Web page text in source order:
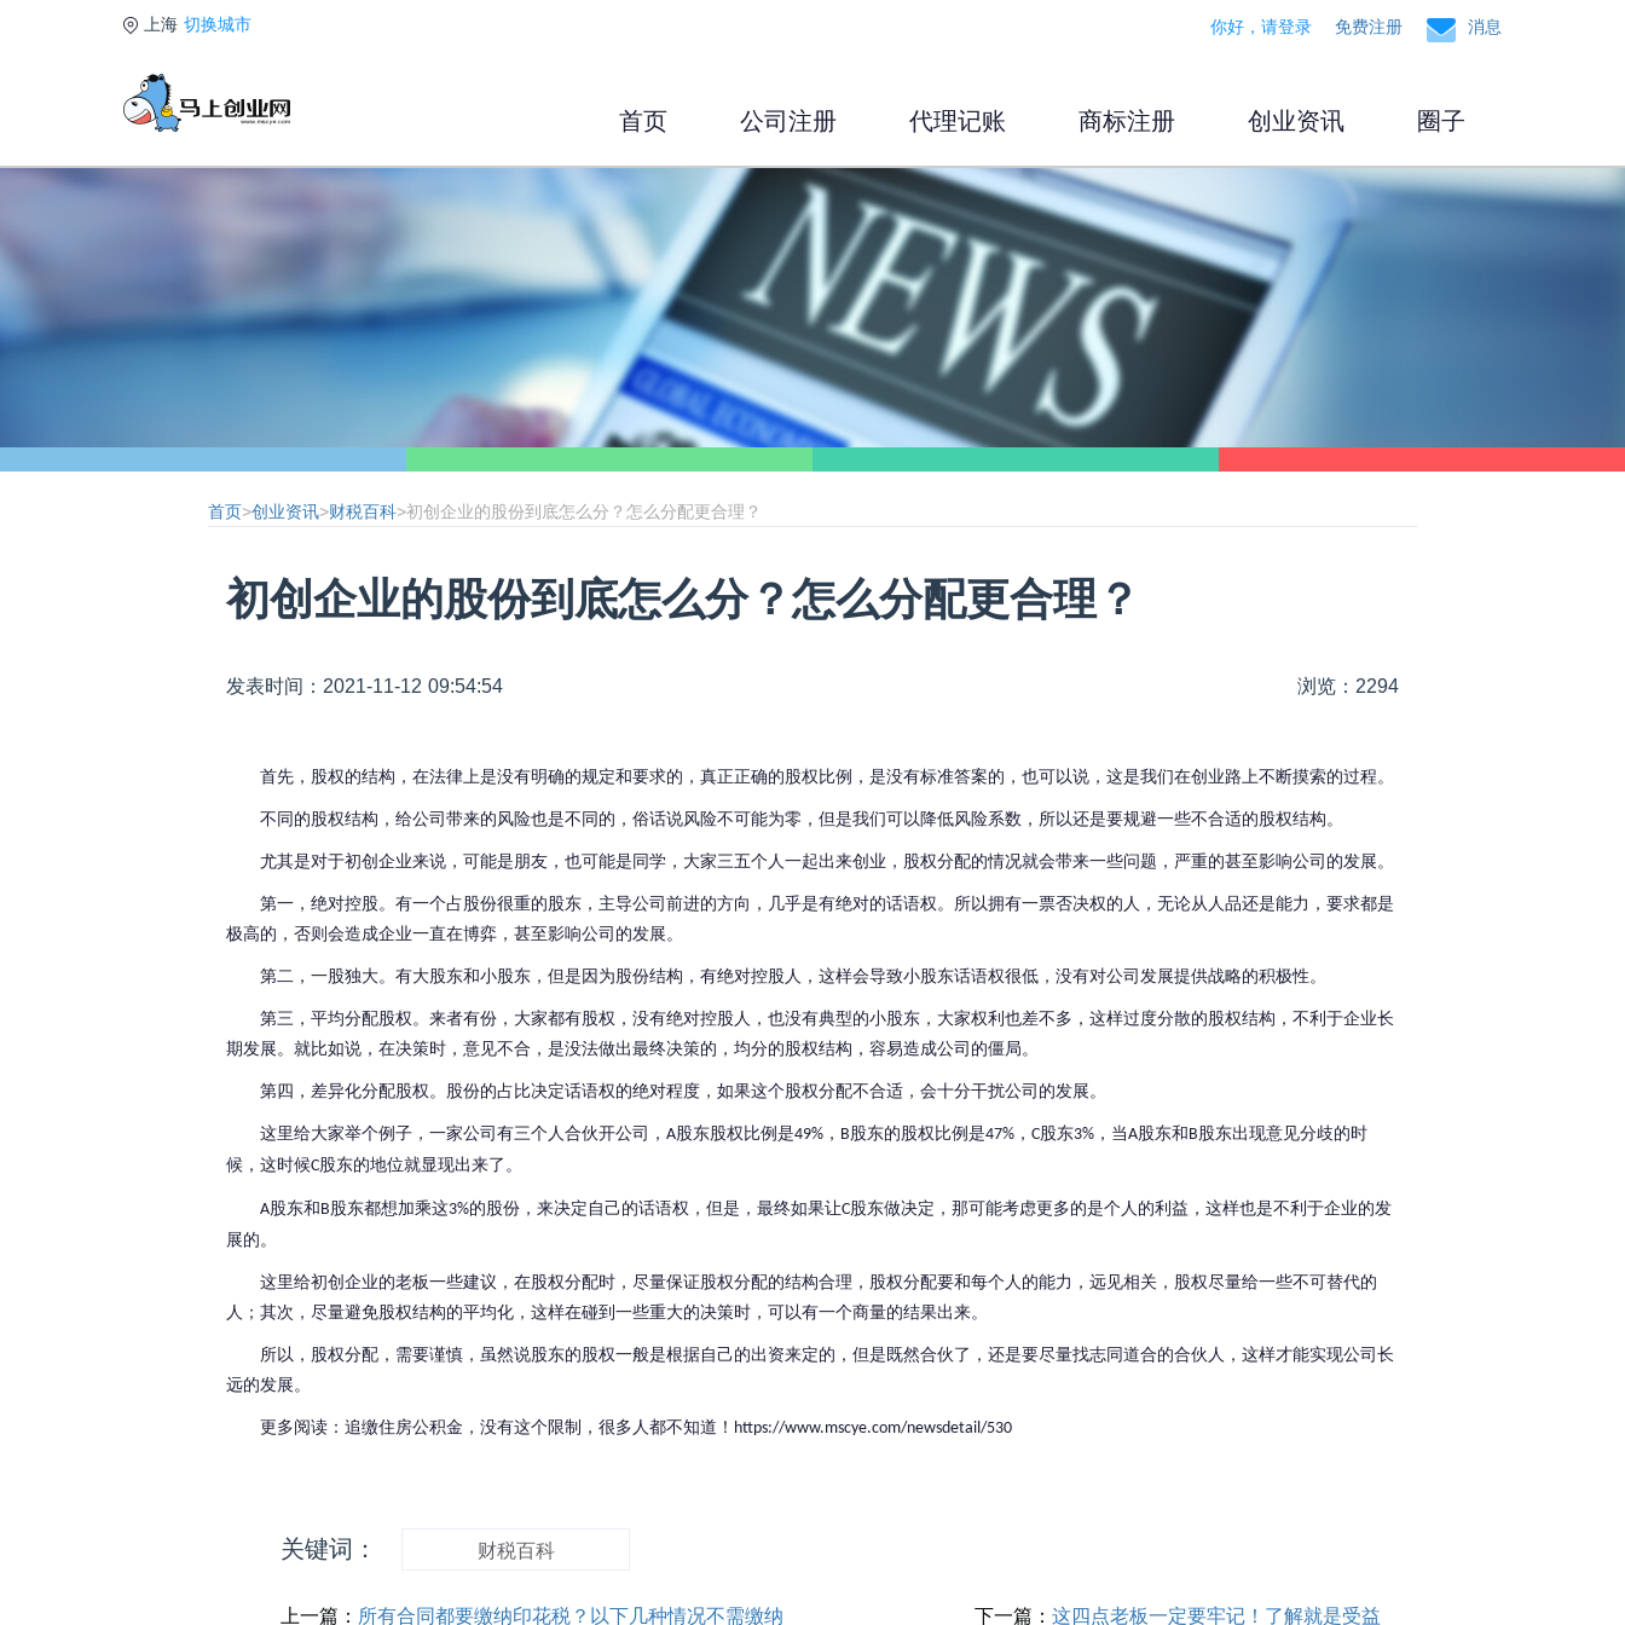
上海 切换城市 你好，请登录 免费注册 消息
首页 公司注册 代理记账 商标注册 创业资讯 圈子
首页>创业资讯>财税百科>初创企业的股份到底怎么分？怎么分配更合理？
初创企业的股份到底怎么分？怎么分配更合理？
发表时间：2021-11-12 09:54:54 浏览：2294
首先，股权的结构，在法律上是没有明确的规定和要求的，真正正确的股权比例，是没有标准答案的，也可以说，这是我们在创业路上不断摸索的过程。
不同的股权结构，给公司带来的风险也是不同的，俗话说风险不可能为零，但是我们可以降低风险系数，所以还是要规避一些不合适的股权结构。
尤其是对于初创企业来说，可能是朋友，也可能是同学，大家三五个人一起出来创业，股权分配的情况就会带来一些问题，严重的甚至影响公司的发展。
第一，绝对控股。有一个占股份很重的股东，主导公司前进的方向，几乎是有绝对的话语权。 所以拥有一票否决权的人，无论从人品还是能力，要求都是
极高的，否则会造成企业一直在博弈，甚至影响公司的发展。
第二，一股独大。有大股东和小股东，但是因为股份结构，有绝对控股人，这样会导致小股东话语权很低，没有对公司发展提供战略的积极性。
第三，平均分配股权。来者有份，大家都有股权，没有绝对控股人，也没有典型的小股东，大家权利也差不多，这样过度分散的股权结构，不利于企业长
期发展。就比如说，在决策时，意见不合，是没法做出最终决策的， 均分的股权结构，容易造成公司的僵局。
第四，差异化分配股权。股份的占比决定话语权的绝对程度，如果这个股权分配不合适，会十分干扰公司的发展。
这里给大家举个例子，一家公司有三个人合伙开公司， A股东股权比例是49% ， B股东的股权比例是47% ， C股东3% ，当A股东和 B股东出现意见分歧的时
候，这时候C股东的地位就显现出来了。
A股东和 B股东都想加乘这3%的股份，来决定自己的话语权，但是，最终如果让C股东做决定，那可能考虑更多的是个人的利益，这样也是不利于企业的发
展的。
这里给初创企业的老板一些建议，在股权分配时，尽量保证股权分配的结构合理，股权分配要和每个人的能力，远见相关，股权尽量给一些不可替代的
人；其次，尽量避免股权结构的平均化，这样在碰到一些重大的决策时，可以有一个商量的结果出来。
所以，股权分配，需要谨慎，虽然说股东的股权一般是根据自己的出资来定的，但是既然合伙了，还是要尽量找志同道合的合伙人，这样才能实现公司长
远的发展。
更多阅读：追缴住房公积金，没有这个限制，很多人都不知道！ https://www.mscye.com/newsdetail/530
关键词： 财税百科
上一篇： 所有合同都要缴纳印花税？以下几种情况不需缴纳 下一篇： 这四点老板一定要牢记！了解就是受益